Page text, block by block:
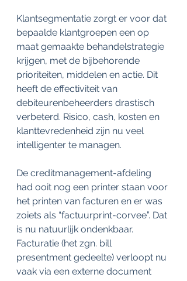
Klantsegmentatie zorgt er voor dat
bepaalde klantgroepen een op
maat gemaakte behandelstrategie
krijgen, met de bijbehorende
prioriteiten, middelen en actie. Dit
heeft de effectiviteit van
debiteurenbeheerders drastisch
verbeterd. Risico, cash, kosten en
klanttevredenheid zijn nu veel
intelligenter te managen.
De creditmanagement-afdeling
had ooit nog een printer staan voor
het printen van facturen en er was
zoiets als “factuurprint-corvee”. Dat
is nu natuurlijk ondenkbaar.
Facturatie (het zgn. bill
presentment gedeelte) verloopt nu
vaak via een externe document